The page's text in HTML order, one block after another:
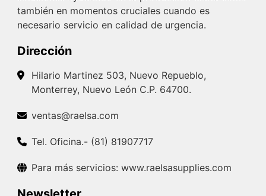
también en momentos cruciales cuando es
necesario servicio en calidad de urgencia.
Dirección
Hilario Martinez 503, Nuevo Repueblo,
Monterrey, Nuevo León C.P. 64700.
ventas@raelsa.com
Tel. Oficina.- (81) 81907717
Para más servicios: www.raelsasupplies.com